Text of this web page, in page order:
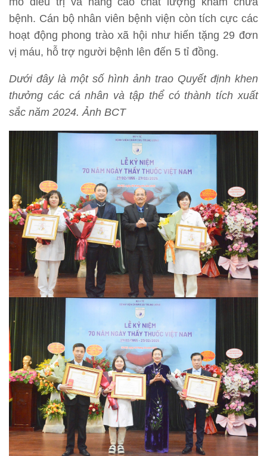
bệnh. Cán bộ nhân viên bệnh viện còn tích cực các
hoạt động phong trào xã hội như hiến tặng 29 đơn
vị máu, hỗ trợ người bệnh lên đến 5 tỉ đồng.
Dưới đây là một số hình ảnh trao Quyết định khen
thưởng các cá nhân và tập thể có thành tích xuất
sắc năm 2024. Ảnh BCT